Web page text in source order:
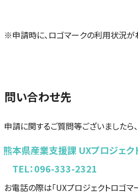
※申請時に、ロゴマークの利用状況が
問い合わせ先
申請に関するご質問等ございましたら
熊本県産業支援課 UXプロジェク
TEL：096-333-2321
お電話の際は「UXプロジェクトロゴマ